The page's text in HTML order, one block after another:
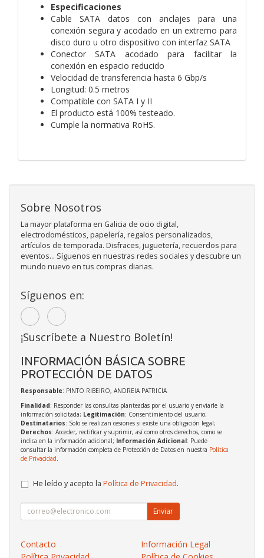
Especificaciones
Cable SATA datos con anclajes para una
conexión segura y acodado en un extremo para
disco duro u otro dispositivo con interfaz SATA
Conector SATA acodado para facilitar la
conexión en espacio reducido
Velocidad de transferencia hasta 6 Gbp/s
Longitud: 0.5 metros
Compatible con SATA I y II
El producto está 100% testeado.
Cumple la normativa RoHS.
Sobre Nosotros
La mayor plataforma en Galicia de ocio digital,
electrodomésticos, papelería, regalos personalizados,
artículos de temporada. Disfraces, juguetería, recuerdos para
eventos... Síguenos en nuestras redes sociales y descubre un
mundo nuevo en tus compras diarias.
Síguenos en:
¡Suscríbete a Nuestro Boletín!
INFORMACIÓN BÁSICA SOBRE
PROTECCIÓN DE DATOS
Responsable: PINTO RIBEIRO, ANDREIA PATRICIA
Finalidad: Responder las consultas planteadas por el usuario y enviarle la
información solicitada; Legitimación: Consentimiento del usuario;
Destinatarios: Solo se realizan cesiones si existe una obligación legal;
Derechos: Acceder, rectificar y suprimir, así como otros derechos, como se
indica en la información adicional; Información Adicional: Puede
consultar la información completa de Protección de Datos en nuestra Política
de Privacidad
He leído y acepto la Política de Privacidad.
Enviar
Contacto
Información Legal